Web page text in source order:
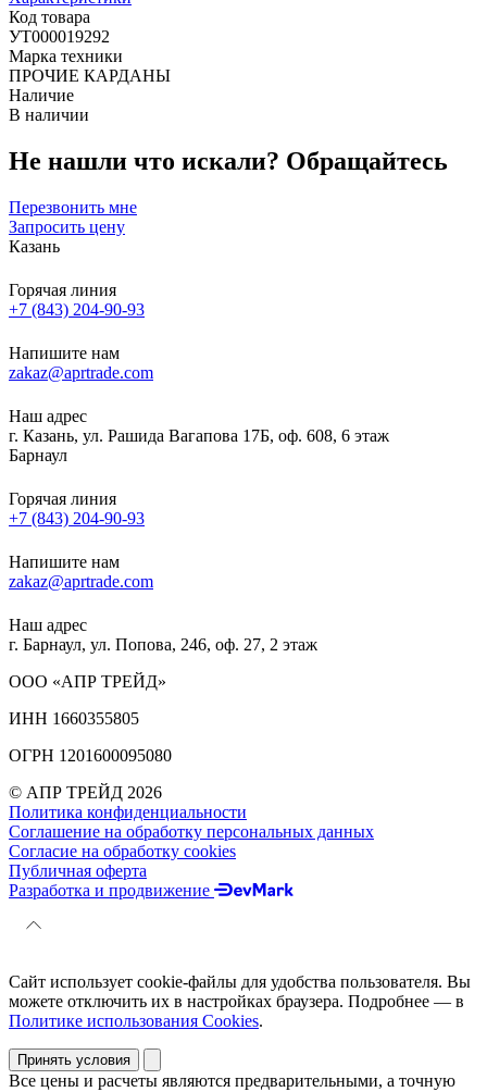
Код товара
УТ000019292
Марка техники
ПРОЧИЕ КАРДАНЫ
Наличие
В наличии
Не нашли что искали? Обращайтесь
Перезвонить мне
Запросить цену
Казань
Горячая линия
+7 (843) 204-90-93
Напишите нам
zakaz@aprtrade.com
Наш адрес
г. Казань, ул. Рашида Вагапова 17Б, оф. 608, 6 этаж
Барнаул
Горячая линия
+7 (843) 204-90-93
Напишите нам
zakaz@aprtrade.com
Наш адрес
г. Барнаул, ул. Попова, 246, оф. 27, 2 этаж
ООО «АПР ТРЕЙД»
ИНН 1660355805
ОГРН 1201600095080
© АПР ТРЕЙД 2026
Политика конфиденциальности
Соглашение на обработку персональных данных
Согласие на обработку cookies
Публичная оферта
Разработка и продвижение
Сайт использует cookie-файлы для удобства пользователя. Вы
можете отключить их в настройках браузера. Подробнее — в
Политике использования Cookies.
Принять условия
Все цены и расчеты являются предварительными, а точную